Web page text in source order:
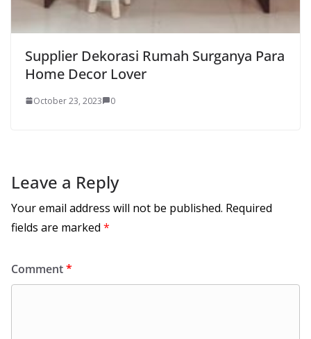
Supplier Dekorasi Rumah Surganya Para
Home Decor Lover
October 23, 2023 0
Leave a Reply
Your email address will not be published. Required
fields are marked *
Comment*